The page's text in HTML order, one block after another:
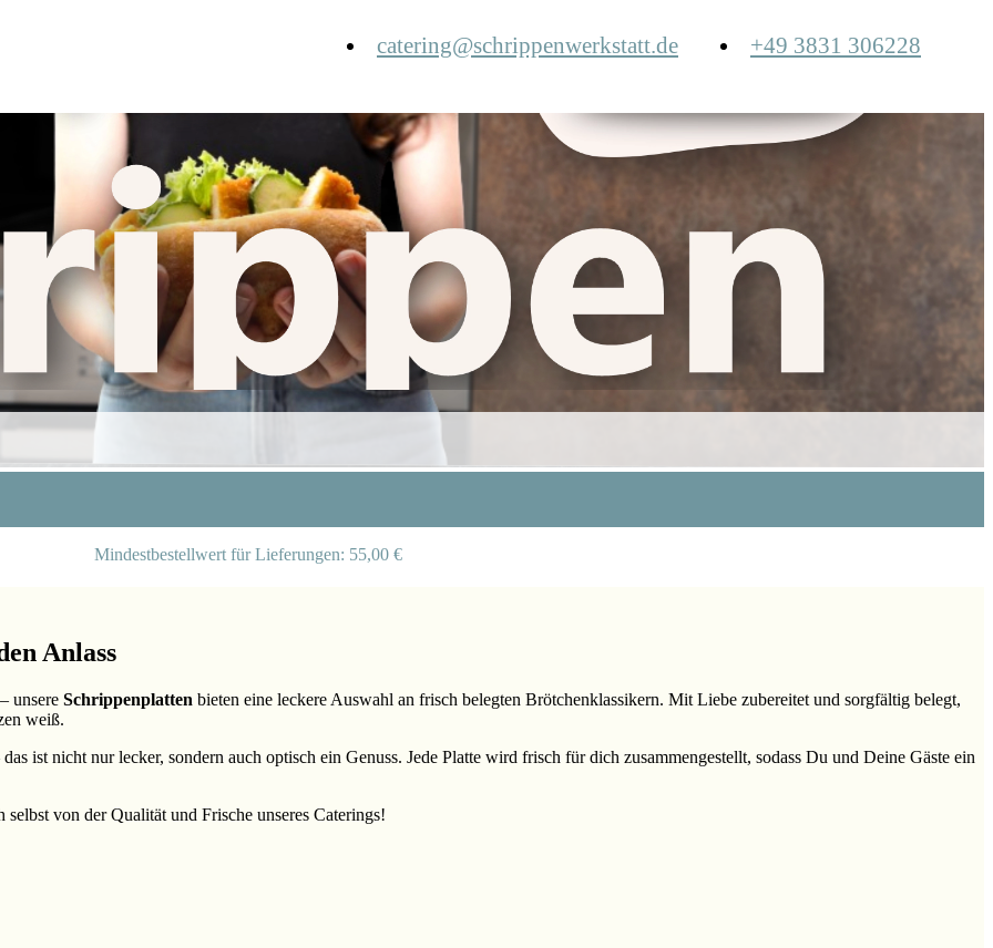
+49 3831 306228
catering@schrippenwerkstatt.de
Mindestbestellwert für Lieferungen: 55,00 €
Anlass
unsere Schrippenplatten bieten eine leckere Auswahl an frisch belegten Brötchenklassikern. Mit Liebe zubereitet und sorgfältig belegt,
weiß.
ist nicht nur lecker, sondern auch optisch ein Genuss. Jede Platte wird frisch für dich zusammengestellt, sodass Du und Deine Gäste ein
selbst von der Qualität und Frische unseres Caterings!